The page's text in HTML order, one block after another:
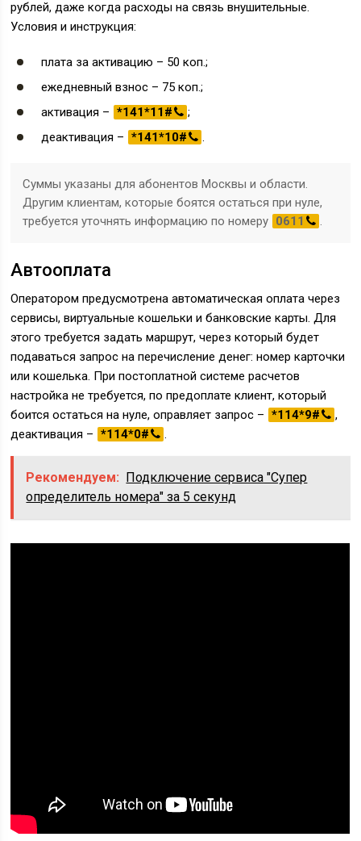
рублей, даже когда расходы на связь внушительные.
Условия и инструкция:
плата за активацию – 50 коп.;
ежедневный взнос – 75 коп.;
активация – *141*11#
;
деактивация – *141*10# .
Суммы указаны для абонентов Москвы и области.
Другим клиентам, которые боятся остаться при нуле,
требуется уточнять информацию по номеру 0611 .
Автооплата
Оператором предусмотрена автоматическая оплата через
сервисы, виртуальные кошельки и банковские карты. Для
этого требуется задать маршрут, через который будет
подаваться запрос на перечисление денег: номер карточки
или кошелька. При постоплатной системе расчетов
настройка не требуется, по предоплате клиент, который
боится остаться на нуле, оправляет запрос – *114*9#
,
деактивация – *114*0# .
Рекомендуем: Подключение сервиса "Супер
определитель номера" за 5 секунд